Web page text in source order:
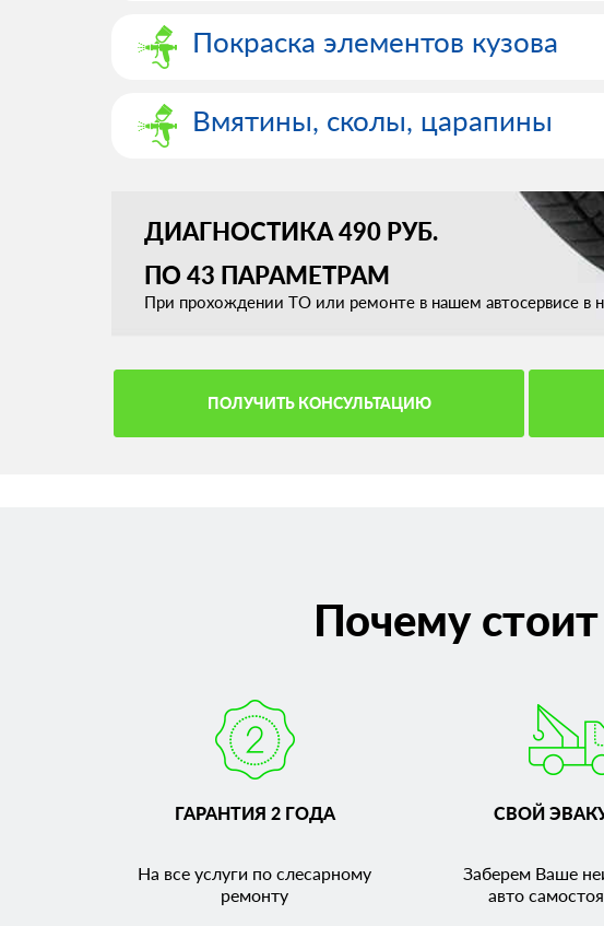
Покраска элементов кузова
Вмятины, сколы, царапины
ДИАГНОСТИКА 490 РУБ.
ПО 43 ПАРАМЕТРАМ
При прохождении ТО или ремонте в нашем автосервисе в
ПОЛУЧИТЬ КОНСУЛЬТАЦИЮ
Почему
ГАРАНТИЯ 2 ГОДА
На все услуги по слесарному
ремонту
СВОЙ
Заберем Ваше
авто